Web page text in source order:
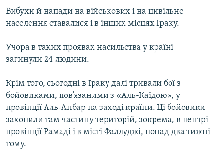
Вибухи й напади на військових і на цивільне
населення ставалися і в інших місцях Іраку.
Учора в таких проявах насильства у країні
загинули 24 людини.
Крім того, сьогодні в Іраку далі тривали бої з
бойовиками, пов’язаними з «Аль-Каїдою», у
провінції Аль-Анбар на заході країни. Ці бойовики
захопили там частину територій, зокрема, в центрі
провінції Рамаді і в місті Фаллуджі, понад два тижні
тому.